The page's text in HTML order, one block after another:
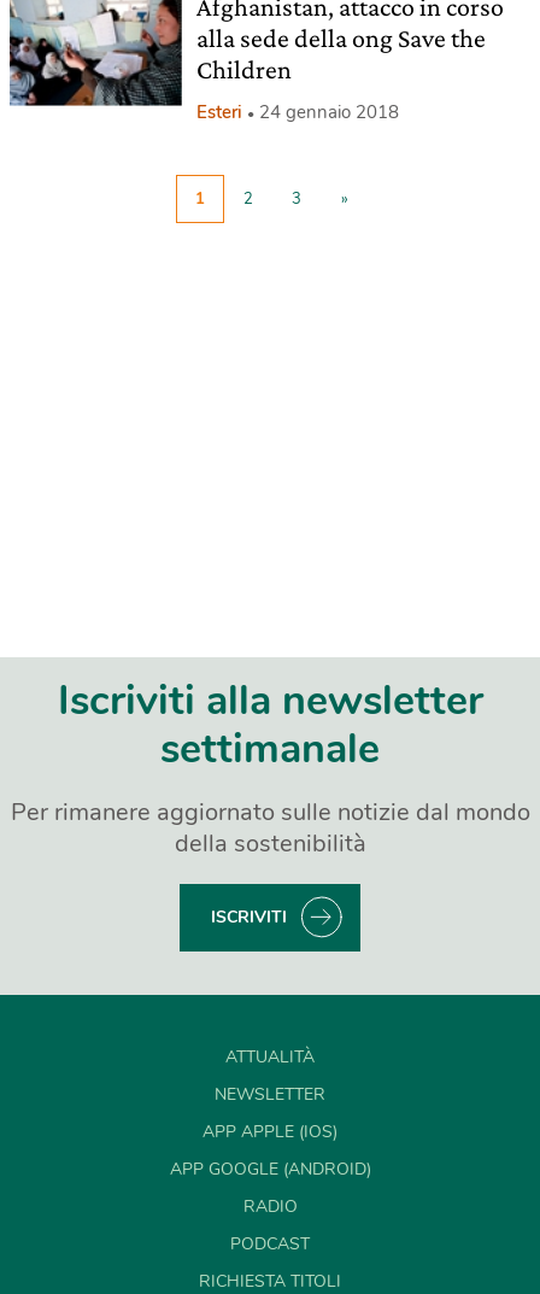
Afghanistan, attacco in corso
alla sede della ong Save the
Children
Esteri 24 gennaio 2018
1 2 3 »
Iscriviti alla newsletter
settimanale
Per rimanere aggiornato sulle notizie dal mondo
della sostenibilità
ISCRIVITI
ATTUALITÀ
NEWSLETTER
APP APPLE (IOS)
APP GOOGLE (ANDROID)
RADIO
PODCAST
RICHIESTA TITOLI